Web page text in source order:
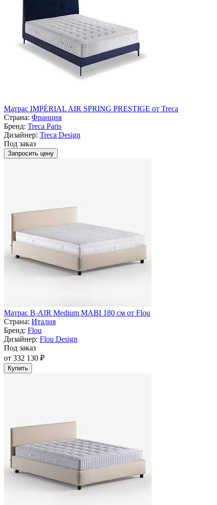
Матрас IMPÉRIAL AIR SPRING PRESTIGE от Treca
Страна: Франция
Бренд: Treca Paris
Дизайнер: Treca Design
Под заказ
Запросить цену
Матрас B-AIR Medium MABI 180 см от Flou
Страна: Италия
Бренд: Flou
Дизайнер: Flou Design
Под заказ
от 332 130 ₽
Купить